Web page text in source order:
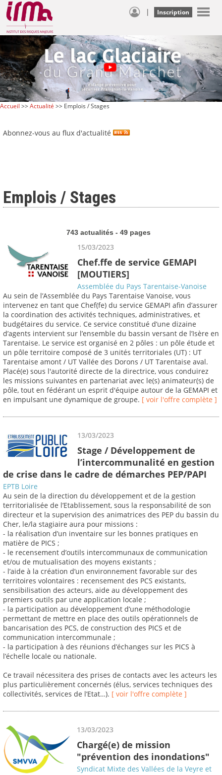
| Inscription
Accueil >>Actualité >> Emplois / Stages
Abonnez-vous au flux d'actualité
Emplois / Stages
743 actualités - 49 pages
15/03/2023
Chef.ffe de service GEMAPI
[MOUTIERS]
Assemblée du Pays Tarentaise-Vanoise
Au sein de l’Assemblée du Pays Tarentaise Vanoise, vous
intervenez en tant que Chef(fe) du service GEMAPI afin d’assurer
la coordination des activités techniques, administratives, et
budgétaires du service. Ce service constitué d’une dizaine
d’agents intervient sur l’ensemble du bassin versant de l’Isère en
Tarentaise. Le service est organisé en 2 pôles : un pôle étude et
un pôle territoire composé de 3 unités territoriales (UT) : UT
Tarentaise amont / UT Vallée des Dorons / UT Tarentaise aval.
Placé(e) sous l'autorité directe de la directrice, vous conduirez
les missions suivantes en partenariat avec le(s) animateur(s) de
pôle, tout en fédérant un esprit d'équipe autour de la GEMAPI et
en impulsant une dynamique de groupe. [ voir l'offre complète ]
13/03/2023
Stage / Développement de
l’intercommunalité en gestion
de crise dans le cadre de démarches PEP/PAPI
EPTB Loire
Au sein de la direction du développement et de la gestion
territorialisée de l’Etablissement, sous la responsabilité de son
directeur et la supervision des animatrices des PEP du bassin du
Cher, le/la stagiaire aura pour missions :
- la réalisation d’un inventaire sur les bonnes pratiques en
matière de PICS ;
- le recensement d’outils intercommunaux de communication
et/ou de mutualisation des moyens existants ;
- l’aide à la création d’un environnement favorable sur des
territoires volontaires : recensement des PCS existants,
sensibilisation des acteurs, aide au développement des
premiers outils par une application locale ;
- la participation au développement d’une méthodologie
permettant de mettre en place des outils opérationnels de
bancarisation des PCS, de construction des PICS et de
communication intercommunale ;
- la participation à des réunions d’échanges sur les PICS à
l’échelle locale ou nationale.
Ce travail nécessitera des prises de contacts avec les acteurs les
plus particulièrement concernés (élus, services techniques des
collectivités, services de l’Etat…). [ voir l'offre complète ]
13/03/2023
Chargé(e) de mission
"prévention des inondations"
Syndicat Mixte des Vallées de la Veyre et